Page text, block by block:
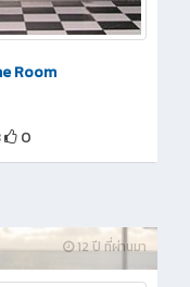
Room
0
12 ปี ที่ผ่านมา